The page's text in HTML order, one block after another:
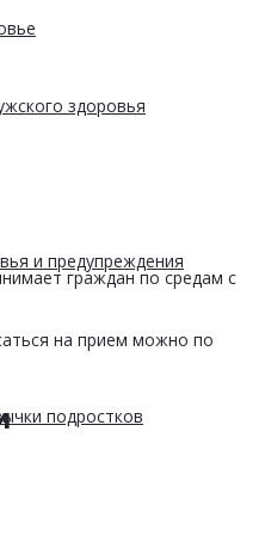
здоровья
и предупреждения
подростков
граждан по средам с
на прием можно по